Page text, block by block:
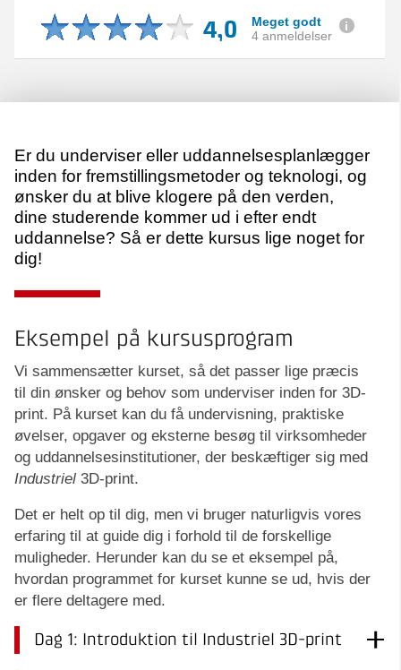
4,0
Meget godt
4 anmeldelser
Er du underviser eller uddannelsesplanlægger
inden for fremstillingsmetoder og teknologi, og
ønsker du at blive klogere på den verden,
dine studerende kommer ud i efter endt
uddannelse? Så er dette kursus lige noget for
dig!
Eksempel på kursusprogram
Vi sammensætter kurset, så det passer lige præcis
til din ønsker og behov som underviser inden for 3D-
print. På kurset kan du få undervisning, praktiske
øvelser, opgaver og eksterne besøg til virksomheder
og uddannelsesinstitutioner, der beskæftiger sig med
Industriel 3D-print.
Det er helt op til dig, men vi bruger naturligvis vores
erfaring til at guide dig i forhold til de forskellige
muligheder. Herunder kan du se et eksempel på,
hvordan programmet for kurset kunne se ud, hvis der
er flere deltagere med.
Dag 1: Introduktion til Industriel 3D-print